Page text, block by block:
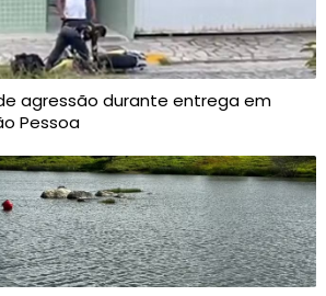
agressão durante entrega em
Pessoa